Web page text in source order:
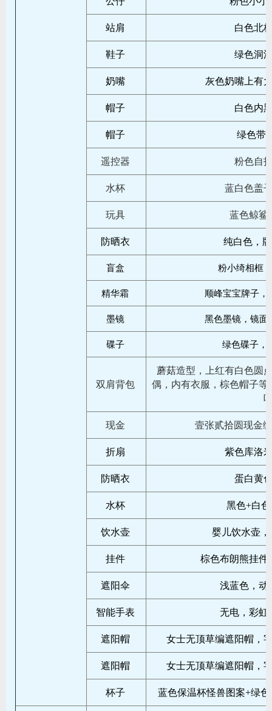
站肩 白色北
鞋子 绿色洞
奶嘴 灰色奶嘴上有
帽子 白色内
帽子 绿色带
遥控器 粉色自
水杯 蓝白色盖
玩具 蓝色鲸鲨
防晒衣 纯白色，牌
盲盒 粉小绮相框
精华霜 顺峰宝宝牌子，
墨镜 黑色墨镜，镜面
碟子 绿色碟子，
双肩背包
蘑菇造型，上红有白色圆
偶，内有衣服，棕色帽子
现金 壹张贰拾圆现金
折扇 紫色库洛
防晒衣 蛋白黄
水杯 黑色+白
饮水壶 婴儿饮水壶，
挂件 棕色布朗熊挂件
遮阳伞 浅蓝色，动
智能手表 无电，彩虹
遮阳帽 女士无顶草编遮阳帽，
遮阳帽 女士无顶草编遮阳帽，
杯子 蓝色保温杯怪兽图案+绿